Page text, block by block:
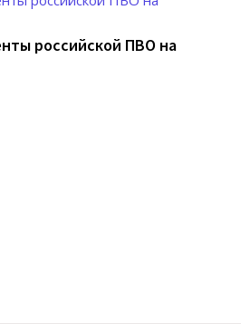
российской ПВО на